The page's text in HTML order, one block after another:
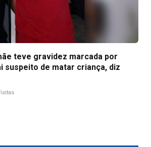
teve gravidez marcada por
suspeito de matar criança, diz